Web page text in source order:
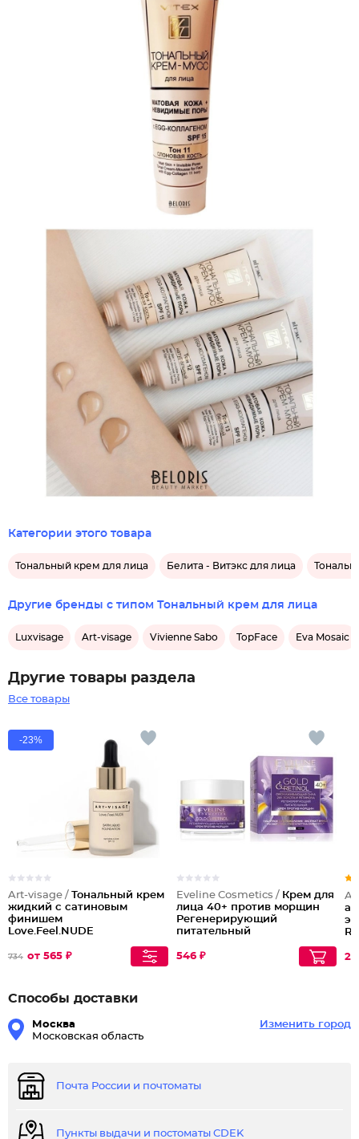
Категории этого товара
Тональный крем для лица Белита - Витэкс для лица
Другие бренды с типом Тональный крем для лица
Luxvisage Art-visage Vivienne Sabo TopFace Eva Mosaic
Другие товары раздела
Все товары
-23%
Art-visage / Тональный крем
жидкий с сатиновым
финишем
Love.Feel.NUDE
734 от 565 ₽
Eveline Cosmetics / Крем для
лица 40+ против морщин
Регенерирующий
питательный
546 ₽
Способы доставки
Москва
Московская область
Изменить город
Почта России и почтоматы
Пункты выдачи и постоматы CDEK